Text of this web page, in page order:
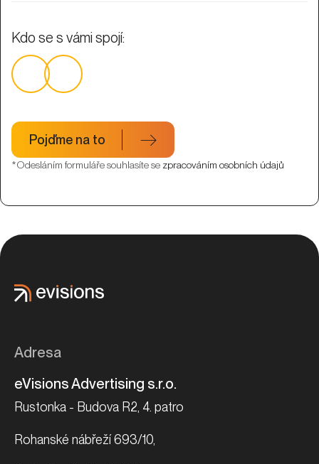
Kdo se s vámi spojí:
*Odesláním formuláře souhlasíte se zpracováním osobních údajů
Pojďme na to
Adresa
eVisions Advertising s.r.o.
Rustonka - Budova R2, 4. patro
Rohanské nábřeží 693/10,